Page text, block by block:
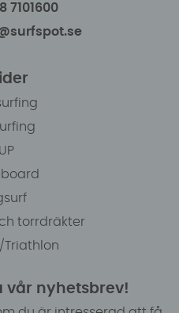
7101600
torrdräkter
Triathlon
vår nyhetsbrev!